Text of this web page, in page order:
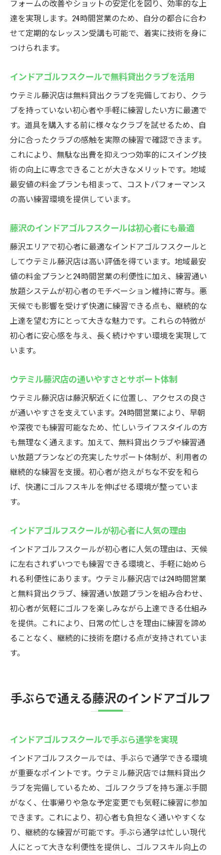
初心者必見！ウテミル藤沢店の魅力
初心者でも続けやすいインドアゴルフスク
ール
インドアゴルフスクールで基礎から学べる
理由
通いやすい料金プランが魅力のインドアゴ
ルフ
藤沢のインドアゴルフで安心スタートを切
る
ウテミル藤沢店で体験できるサービスの特
徴
フォームの改善やショットの安定化を図り、効率的な上
達を実現します。24時間営業のため、自分の都合に合わ
せて定期的なレッスン受講も可能で、着実に技術を身に
つけられます。
インドアゴルフスクールで無料貸出クラブを活用
ウテミル藤沢店は無料貸出クラブを完備しており、クラ
ブを持っていない初心者や手軽に練習したい方に最適で
す。道具を購入する前に様々なクラブを試せるため、自
分に合ったクラブの感触を実際の練習で確認できます。
これにより、無駄な出費を抑えつつ効率的にスイング技
術の向上に専念できることが大きなメリットです。地域
最安値の料金プランも相まって、コストパフォーマンス
の高い練習環境を提供しています。
藤沢のインドアゴルフスクールは初心者にも最適
藤沢エリアで初心者に最適なインドアゴルフスクールと
してウテミル藤沢店は高い評価を得ています。地域最安
値の料金プランと24時間営業の利便性に加え、練習通い
放題システムが初心者のモチベーション維持に寄与。悪
天候でも影響を受けず快適に練習できる点も、継続的な
上達を望む方にとって大きな魅力です。これらの特徴が
初心者に安心感を与え、長く続けやすい環境を実現して
います。
ウテミル藤沢店の通いやすさとサポート体制
ウテミル藤沢店は藤沢駅近くに位置し、アクセスの良さ
が通いやすさを支えています。24時間営業により、早朝
や深夜でも練習可能なため、忙しいライフスタイルの方
も無理なく通えます。加えて、無料貸出クラブや練習通
い放題プランなどの充実したサポート体制が、利用者の
継続的な練習を支援。初心者が抱えがちな不安を和ら
げ、快適にゴルフスキルを伸ばせる環境が整っていま
す。
インドアゴルフスクールが初心者に人気の理由
インドアゴルフスクールが初心者に人気の理由は、天候
に左右されずいつでも練習できる環境と、手軽に始めら
れる利便性にあります。ウテミル藤沢店では24時間営業
と無料貸出クラブ、練習通い放題プランを組み合わせ、
初心者が気軽にゴルフを楽しみながら上達できる仕組み
を提供。これにより、日常の忙しさを理由に練習を諦め
ることなく、継続的に技術を磨ける点が支持されていま
す。
手ぶらで通える藤沢のインドアゴルフ
インドアゴルフスクールで手ぶら通学を実現
インドアゴルフスクールでは、手ぶらで通学できる環境
が重要なポイントです。ウテミル藤沢店では無料貸出ク
ラブを完備しているため、ゴルフクラブを持ち運ぶ手間
がなく、仕事帰りや急な予定変更でも気軽に練習に参加
できます。これにより、初心者も負担なく通いやすくな
り、継続的な練習が可能です。手ぶら通学は忙しい現代
人にとって大きな利便性を提供し、ゴルフスキル向上の